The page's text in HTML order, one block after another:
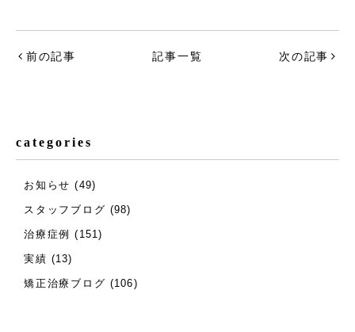
前の記事 記事一覧 次の記事
categories
お知らせ (49)
スタッフブログ (98)
治療症例 (151)
実績 (13)
矯正治療ブログ (106)